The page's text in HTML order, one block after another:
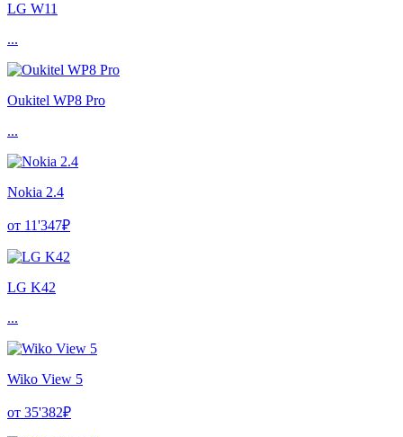
LG W11
...
Oukitel WP8 Pro
...
Nokia 2.4
от 11'347₽
LG K42
...
Wiko View 5
от 35'382₽